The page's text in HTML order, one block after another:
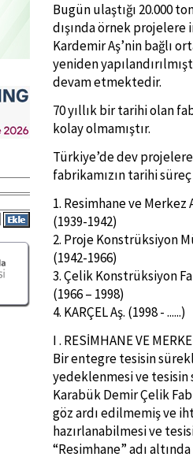
Bugün ulaştığı 20.000
dışında örnek projelere
Kardemir Aş’nin bağlı
yeniden
devam etmektedir.
70 yıllık bir tarihi olan
kolay olmamıştır.
Türkiye’de dev
fabrikamızın tarihi
1. Resimhane ve Merkez
(1939-1942)
2. Proje Konstrüksiyon
(1942-1966)
3. Çelik Konstrüksiyon
(1966 – 1998)
4. KARÇEL Aş. (1998 - ......)
I . RESİMHANE VE
Bir entegre tesisin
yedeklenmesi ve
Karabük Demir Çelik
göz ardı edilmemiş ve
hazırlanabilmesi ve
“Resimhane” adı